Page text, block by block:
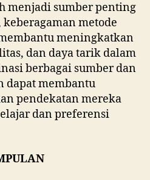
menjadi sumber penting
metode
meningkatkan
dan daya tarik dalam
berbagai sumber dan
dapat membantu
pendekatan mereka
dan preferensi